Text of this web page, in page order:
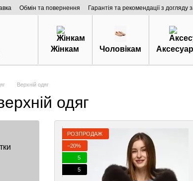
Обмін та повернення Гарантія та рекомендації з догляду
Про нас
Жінкам Чоловікам
Верхній одяг
одяг
РОЗПРОДАЖ
−20%
5
5